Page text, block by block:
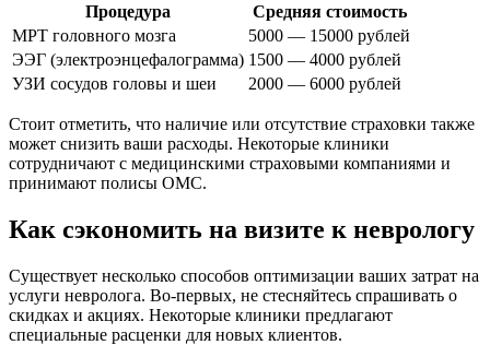
Процедура
Средняя стоимость
МРТ головного мозга
5000 — 15000 рублей
ЭЭГ (электроэнцефалограмма) 1500 — 4000 рублей
УЗИ сосудов головы и шеи
2000 — 6000 рублей
Стоит отметить, что наличие или отсутствие страховки также
может снизить ваши расходы. Некоторые клиники
сотрудничают с медицинскими страховыми компаниями и
принимают полисы ОМС.
Как сэкономить на визите к неврологу
Существует несколько способов оптимизации ваших затрат на
услуги невролога. Во-первых, не стесняйтесь спрашивать о
скидках и акциях. Некоторые клиники предлагают
специальные расценки для новых клиентов.